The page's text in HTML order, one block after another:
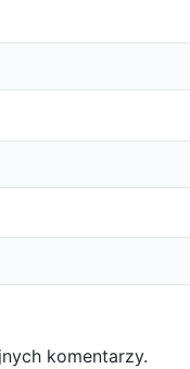
komentarzy.